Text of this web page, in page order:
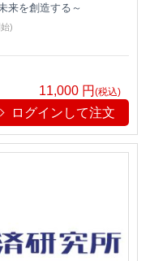
来を創造する～
)
11,000 円 (税込)
ログインして注文